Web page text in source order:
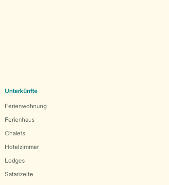
Unterkünfte
Ferienwohnung
Ferienhaus
Chalets
Hotelzimmer
Lodges
Safarizelte